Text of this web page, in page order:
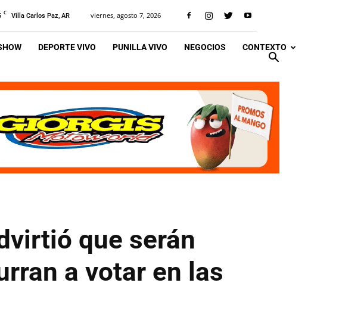
C Villa Carlos Paz, AR viernes, agosto 7, 2026
DEPORTE VIVO PUNILLA VIVO NEGOCIOS CONTEXTO
que serán
a votar en las